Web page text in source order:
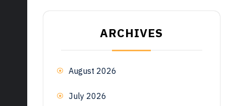
ARCHIVES
August 2026
July 2026